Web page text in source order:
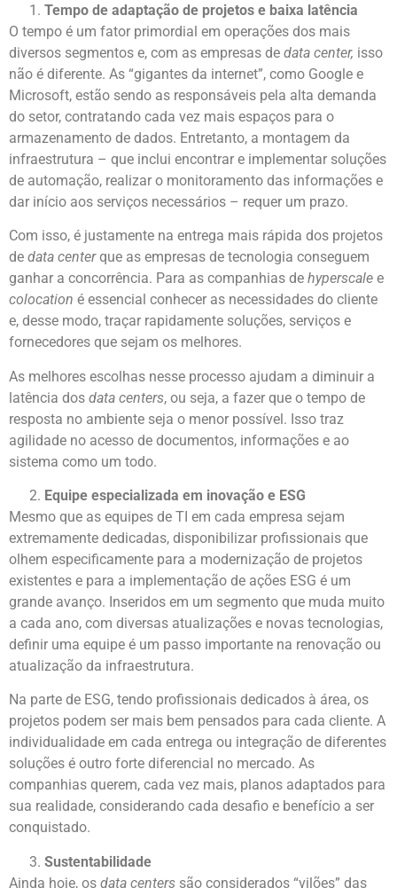
Tempo de adaptação de projetos e baixa latência
O tempo é um fator primordial em operações dos mais
diversos segmentos e, com as empresas de data center, isso
não é diferente. As “gigantes da internet”, como Google e
Microsoft, estão sendo as responsáveis pela alta demanda
do setor, contratando cada vez mais espaços para o
armazenamento de dados. Entretanto, a montagem da
infraestrutura – que inclui encontrar e implementar soluções
de automação, realizar o monitoramento das informações e
dar início aos serviços necessários – requer um prazo.
Com isso, é justamente na entrega mais rápida dos projetos
de data centerque as empresas de tecnologia conseguem
ganhar a concorrência. Para as companhias de hyperscale e
colocation é essencial conhecer as necessidades do cliente
e, desse modo, traçar rapidamente soluções, serviços e
fornecedores que sejam os melhores.
As melhores escolhas nesse processo ajudam a diminuir a
latência dos data centers, ou seja, a fazer que o tempo de
resposta no ambiente seja o menor possível. Isso traz
agilidade no acesso de documentos, informações e ao
sistema como um todo.
Equipe especializada em inovação e ESG
Mesmo que as equipes de TI em cada empresa sejam
extremamente dedicadas, disponibilizar profissionais que
olhem especificamente para a modernização de projetos
existentes e para a implementação de ações ESG é um
grande avanço. Inseridos em um segmento que muda muito
a cada ano, com diversas atualizações e novas tecnologias,
definir uma equipe é um passo importante na renovação ou
atualização da infraestrutura.
Na parte de ESG, tendo profissionais dedicados à área, os
projetos podem ser mais bem pensados para cada cliente. A
individualidade em cada entrega ou integração de diferentes
soluções é outro forte diferencial no mercado. As
companhias querem, cada vez mais, planos adaptados para
sua realidade, considerando cada desafio e benefício a ser
conquistado.
Sustentabilidade
Ainda hoje, os data centers são considerados “vilões” das